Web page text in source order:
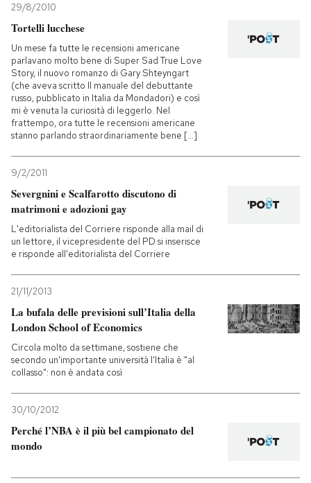
29/8/2010
Tortelli lucchese
Un mese fa tutte le recensioni americane
parlavano molto bene di Super Sad True Love
Story, il nuovo romanzo di Gary Shteyngart
(che aveva scritto Il manuale del debuttante
russo, pubblicato in Italia da Mondadori) e così
mi è venuta la curiosità di leggerlo. Nel
frattempo, ora tutte le recensioni americane
stanno parlando straordinariamente bene [...]
9/2/2011
Severgnini e Scalfarotto discutono di
matrimoni e adozioni gay
L'editorialista del Corriere risponde alla mail di
un lettore, il vicepresidente del PD si inserisce
e risponde all'editorialista del Corriere
21/11/2013
La bufala delle previsioni sull’Italia della
London School of Economics
Circola molto da settimane, sostiene che
secondo un'importante università l'Italia è "al
collasso": non è andata così
30/10/2012
Perché l’NBA è il più bel campionato del
mondo